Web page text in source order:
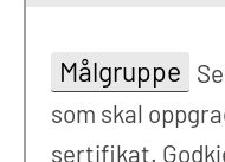
Målgruppe
som skal
sertifikat.